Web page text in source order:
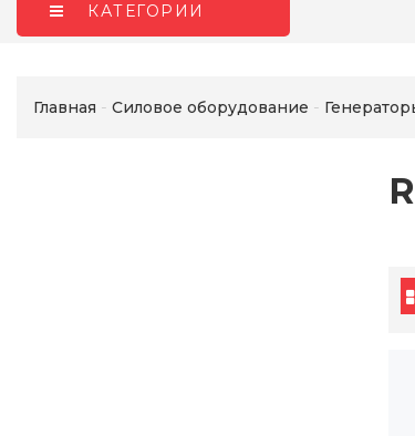
КАТЕГОРИИ
Главная Силовое оборудование